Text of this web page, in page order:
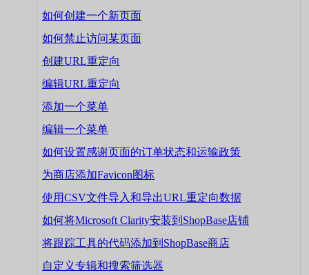
如何创建一个新页面
如何禁止访问某页面
创建URL重定向
编辑URL重定向
添加一个菜单
编辑一个菜单
如何设置感谢页面的订单状态和运输政策
为商店添加Favicon图标
使用CSV文件导入和导出URL重定向数据
如何将Microsoft Clarity安装到ShopBase店铺
将跟踪工具的代码添加到ShopBase商店
自定义专辑和搜索筛选器